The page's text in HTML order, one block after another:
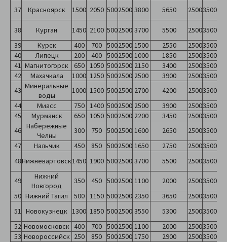
37
Красноярск 1500 2050 5002500 3800 5650 25003500
38 Курган 1450 2100 5002500 3700 5500 25003500
39
Курск 400 700 5002500 1500 2550 25003500
40
Липецк 200 400 5002500 1000 1850 25003500
41 Магнитогорск 650 1050 5002500 2150 3400 25003500
42
Махачкала 1000 1250 5002500 2500 3900 25003500
43 Минеральные
воды
1000 1500 5002500 2700 4200 25003500
44
Миасс 750 1400 5002500 2500 3900 25003500
45
Мурманск 650 1050 5002500 2200 3450 25003500
46 Набережные
Челны
300 750 5002500 1600 2650 25003500
47
Нальчик 450 850 5002500 1650 2750 25003500
48Нижневартовск1450 1900 5002500 3700 5500 25003500
49
Нижний
Новгород
350 450 5002500 1100 2000 25003500
50 Нижний Тагил 500 1150 5002500 2350 3650 25003500
51 Новокузнецк 1300 1850 5002500 3550 5300 25003500
52 Новомосковск 400 700 5002500 1100 2000 25003500
53 Новороссийск 250 850 5002500 1750 2900 25003500